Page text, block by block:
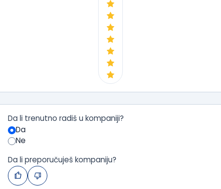
Da li trenutno radiš u kompaniji?
Da
Ne
Da li preporučuješ kompaniju?